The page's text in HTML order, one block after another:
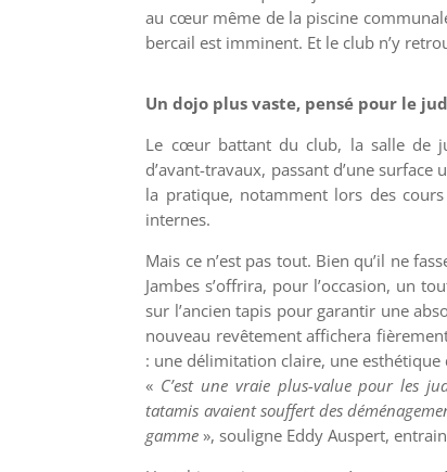
au cœur même de la piscine
bercail est imminent. Et le club n’y
Un dojo plus vaste, pensé pour le
Le cœur battant du club, la salle de
d’avant-travaux, passant d’une
la pratique, notamment lors des
internes.
Mais ce n’est pas tout. Bien qu’il ne
Jambes s’offrira, pour l’occasion, un
sur l’ancien tapis pour garantir une
nouveau revêtement affichera
: une délimitation claire, une esthétique
« C’est une vraie plus-value pour les
tatamis avaient souffert des
gamme », souligne Eddy Auspert,